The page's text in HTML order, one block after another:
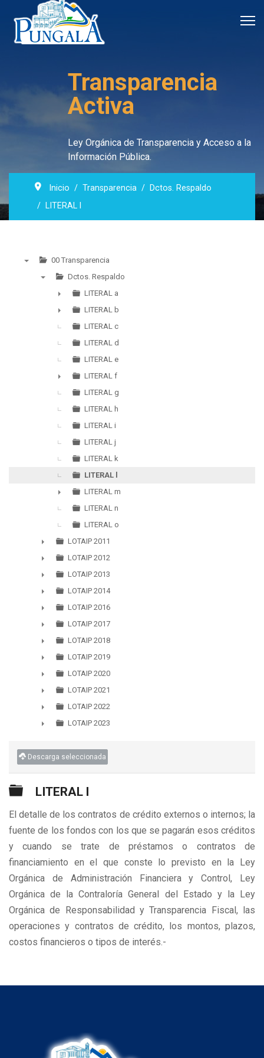
Transparencia
Activa
Ley Orgánica de Transparencia y Acceso a la
Información Pública.
Inicio Transparencia
Dctos. Respaldo
LITERAL l
00 Transparencia
Dctos. Respaldo
►
LITERAL a
►
LITERAL b
LITERAL c
LITERAL d
LITERAL e
►
LITERAL f
LITERAL g
LITERAL h
LITERAL i
LITERAL j
LITERAL k
LITERAL l
►
LITERAL m
LITERAL n
LITERAL o
►
LOTAIP 2011
►
LOTAIP 2012
►
LOTAIP 2013
►
LOTAIP 2014
►
LOTAIP 2016
►
LOTAIP 2017
►
LOTAIP 2018
►
LOTAIP 2019
►
LOTAIP 2020
►
LOTAIP 2021
►
LOTAIP 2022
LOTAIP 2023
Descarga seleccionada
Carpeta
LITERAL l
El detalle de los contratos de crédito externos o internos; la
fuente de los fondos con los que se pagarán esos créditos
y cuando se trate de préstamos o contratos de
financiamiento en el que conste lo previsto en la Ley
Orgánica de Administración Financiera y Control, Ley
Orgánica de la Contraloría General del Estado y la Ley
Orgánica de Responsabilidad y Transparencia Fiscal, las
operaciones y contratos de crédito, los montos, plazos,
costos financieros o tipos de interés.-